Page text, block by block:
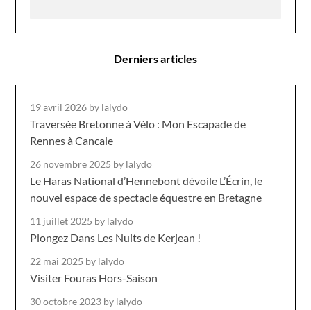
Derniers articles
19 avril 2026 by lalydo
Traversée Bretonne à Vélo : Mon Escapade de
Rennes à Cancale
26 novembre 2025 by lalydo
Le Haras National d’Hennebont dévoile L’Écrin, le
nouvel espace de spectacle équestre en Bretagne
11 juillet 2025 by lalydo
Plongez Dans Les Nuits de Kerjean !
22 mai 2025 by lalydo
Visiter Fouras Hors-Saison
30 octobre 2023 by lalydo